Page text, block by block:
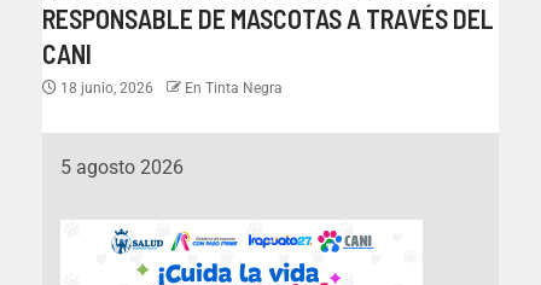
RESPONSABLE DE MASCOTAS A TRAVÉS DEL
CANI
18 junio, 2026 En Tinta Negra
5 agosto 2026